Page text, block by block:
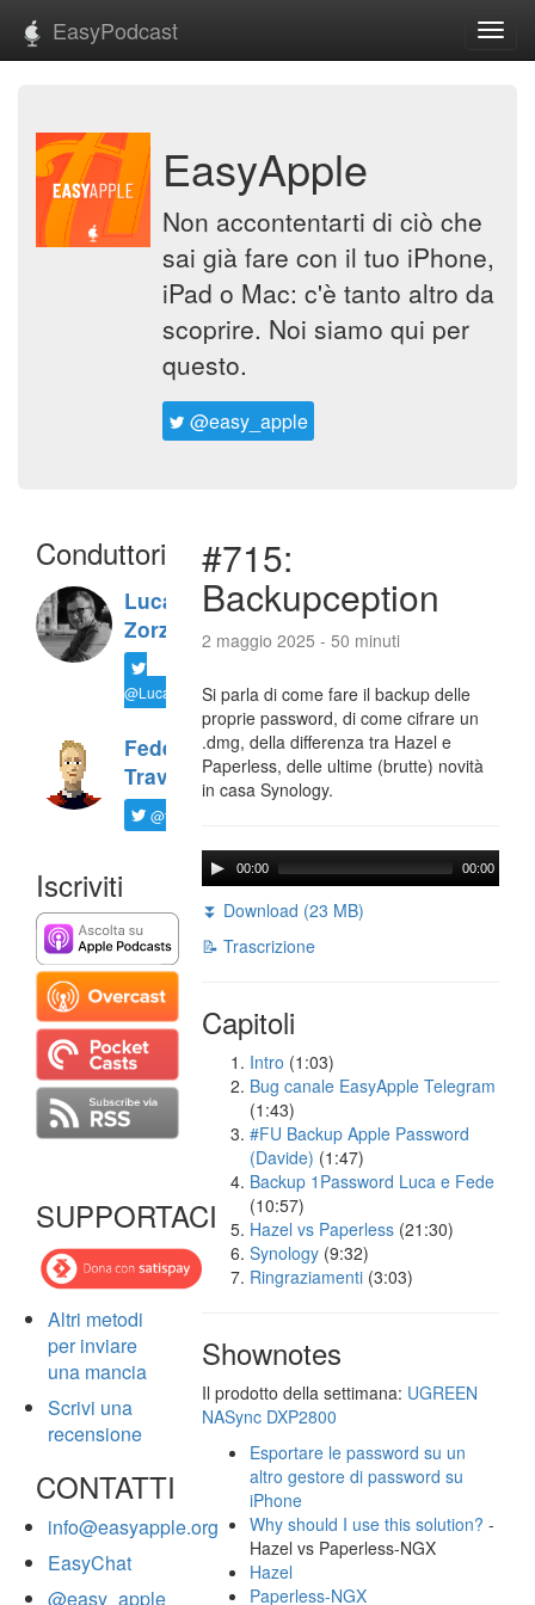
EasyPodcast
EasyApple
Non accontentarti di ciò che
sai già fare con il tuo iPhone,
iPad o Mac: c'è tanto altro da
scoprire. Noi siamo qui per
questo.
@easy_apple
Conduttori
Luca
Zorzi
@LucaTNT
Federico
Travaini
@ftrava
Iscriviti
SUPPORTACI
Altri metodi
per inviare
una mancia
Scrivi una
recensione
CONTATTI
info@easyapple.org
EasyChat
@easy_apple
#715:
Backupception
2 maggio 2025 - 50 minuti
Si parla di come fare il backup delle
proprie password, di come cifrare un
.dmg, della differenza tra Hazel e
Paperless, delle ultime (brutte) novità
in casa Synology.
00:00 00:00
⏬ Download (23 MB)
📝 Trascrizione
Capitoli
Intro (1:03)
Bug canale EasyApple Telegram
(1:43)
#FU Backup Apple Password
(Davide) (1:47)
Backup 1Password Luca e Fede
(10:57)
Hazel vs Paperless (21:30)
Synology (9:32)
Ringraziamenti (3:03)
Shownotes
Il prodotto della settimana: UGREEN
NASync DXP2800
Esportare le password su un
altro gestore di password su
iPhone
Why should I use this solution? -
Hazel vs Paperless-NGX
Hazel
Paperless-NGX